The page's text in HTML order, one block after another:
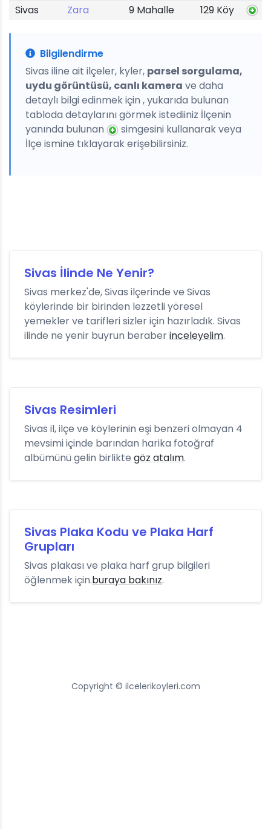
Sivas
Zara 9 Mahalle 129 Köy
Bilgilendirme
Sivas iline ait ilçeler, kyler, parsel sorgulama,
uydu görüntüsü, canlı kamera ve daha
detaylı bilgi edinmek için , yukarıda bulunan
tabloda detaylarını görmek istediiniz İlçenin
yanında bulunan
simgesini kullanarak veya
İlçe ismine tıklayarak erişebilirsiniz.
Sivas İlinde Ne Yenir?
Sivas merkez'de, Sivas ilçerinde ve Sivas
köylerinde bir birinden lezzetli yöresel
yemekler ve tarifleri sizler için hazırladık. Sivas
ilinde ne yenir buyrun beraberinceleyelim.
Sivas Resimleri
Sivas il, ilçe ve köylerinin eşi benzeri olmayan 4
mevsimi içinde barından harika fotoğraf
albümünü gelin birlikte göz atalım.
Sivas Plaka Kodu ve Plaka Harf
Grupları
Sivas plakası ve plaka harf grup bilgileri
öğlenmek için.buraya bakınız.
Copyright © ilcelerikoyleri.com